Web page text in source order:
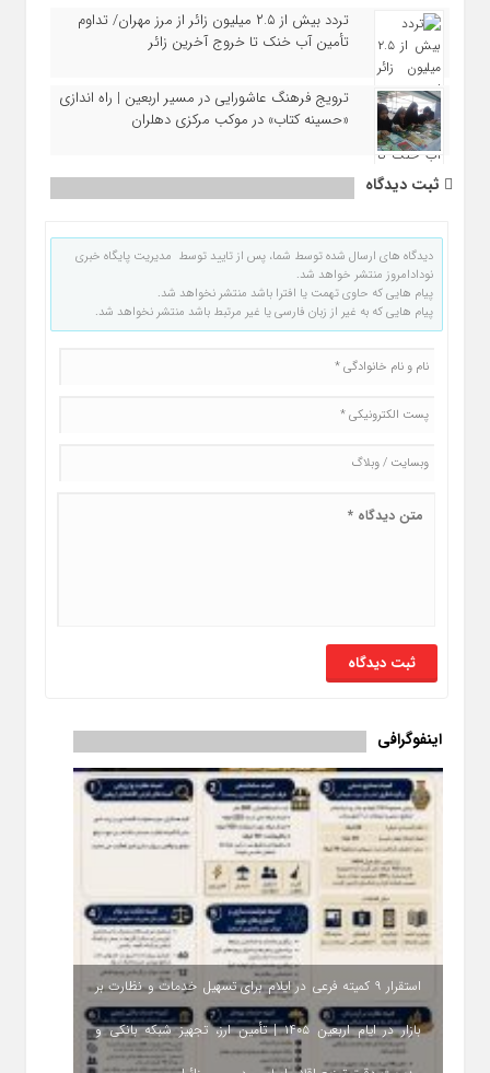
تردد بیش از ۲.۵ میلیون زائر از مرز مهران/ تداوم
تأمین آب خنک تا خروج آخرین زائر
ترویج فرهنگ عاشورایی در مسیر اربعین | راه‌ اندازی
«حسینه کتاب» در موکب مرکزی دهلران
ثبت دیدگاه
دیدگاه های ارسال شده توسط شما، پس از تایید توسط مدیریت پایگاه خبری
نودادامروز منتشر خواهد شد.
پیام هایی که حاوی تهمت یا افترا باشد منتشر نخواهد شد.
پیام هایی که به غیر از زبان فارسی یا غیر مرتبط باشد منتشر نخواهد شد.
اینفوگرافی
استقرار ۹ کمیته فرعی در ایلام برای تسهیل خدمات و نظارت بر
بازار در ایام اربعین ۱۴۰۵ | تأمین ارز، تجهیز شبکه بانکی و